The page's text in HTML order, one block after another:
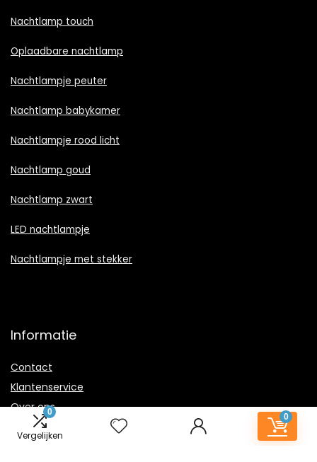
0
Vergelijken
0
Nachtlamp touch
Oplaadbare nachtlamp
Nachtlampje peuter
Nachtlamp babykamer
Nachtlampje rood licht
Nachtlamp goud
Nachtlamp zwart
LED nachtlampje
Nachtlampje met stekker
Informatie
Contact
Klantenservice
Over ons
Onze webshops